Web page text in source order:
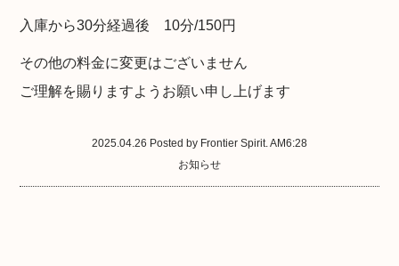
入庫から30分経過後 10分/150円
その他の料金に変更はございません
ご理解を賜りますようお願い申し上げます
2025.04.26 Posted by Frontier Spirit. AM6:28
お知らせ